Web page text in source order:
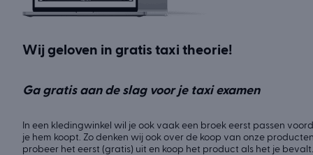
Wij geloven in gratis taxi theorie!
Ga gratis aan de slag voor je taxi examen
In een kledingwinkel wil je ook vaak een broek eerst passen
je hem koopt. Zo denken wij ook over de koop van onze
probeer het eerst (gratis) uit en koop het product als het je bevalt.